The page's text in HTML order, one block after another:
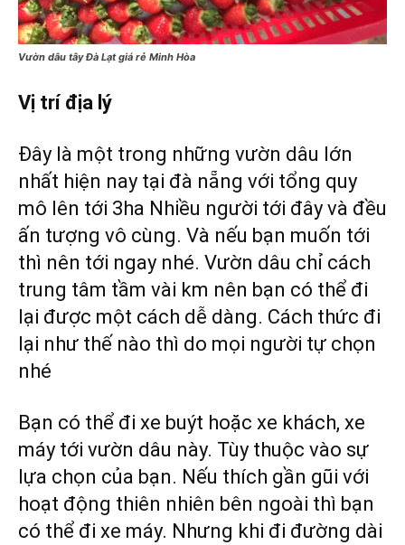
Vườn dâu tây Đà Lạt giá rẻ Minh Hòa
Vị trí địa lý
Đây là một trong những vườn dâu lớn
nhất hiện nay tại đà nẵng với tổng quy
mô lên tới 3ha Nhiều người tới đây và đều
ấn tượng vô cùng. Và nếu bạn muốn tới
thì nên tới ngay nhé. Vườn dâu chỉ cách
trung tâm tầm vài km nên bạn có thể đi
lại được một cách dễ dàng. Cách thức đi
lại như thế nào thì do mọi người tự chọn
nhé
Bạn có thể đi xe buýt hoặc xe khách, xe
máy tới vườn dâu này. Tùy thuộc vào sự
lựa chọn của bạn. Nếu thích gần gũi với
hoạt động thiên nhiên bên ngoài thì bạn
có thể đi xe máy. Nhưng khi đi đường dài